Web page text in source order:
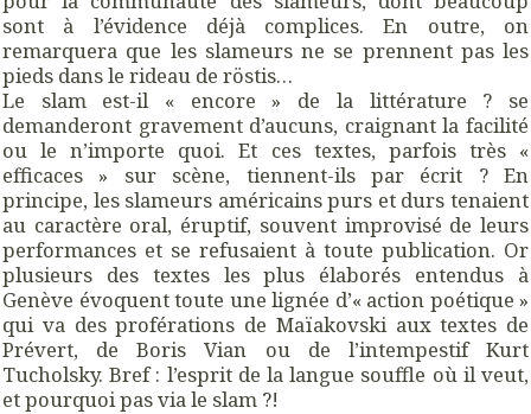
sont à l’évidence déjà complices. En outre, on
remarquera que les slameurs ne se prennent pas les
pieds dans le rideau de röstis…
Le slam est-il « encore » de la littérature ? se
demanderont gravement d’aucuns, craignant la facilité
ou le n’importe quoi. Et ces textes, parfois très «
efficaces » sur scène, tiennent-ils par écrit ? En
principe, les slameurs américains purs et durs tenaient
au caractère oral, éruptif, souvent improvisé de leurs
performances et se refusaient à toute publication. Or
plusieurs des textes les plus élaborés entendus à
Genève évoquent toute une lignée d’« action poétique »
qui va des proférations de Maïakovski aux textes de
Prévert, de Boris Vian ou de l’intempestif Kurt
Tucholsky. Bref : l’esprit de la langue souffle où il veut,
et pourquoi pas via le slam ?!